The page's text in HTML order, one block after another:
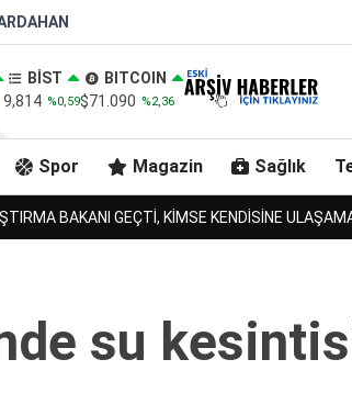
BİST
9,814 %0,59
BITCOIN
$71.090 %2,36
Spor Magazin Sağlık
BULACAK MI?!.
su